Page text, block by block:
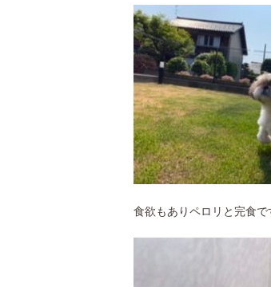
食欲もありペロリと完食で